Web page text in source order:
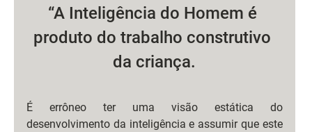
“A Inteligência do Homem é
produto do trabalho construtivo
da criança.
É errôneo ter uma visão estática do
desenvolvimento da inteligência e assumir que este